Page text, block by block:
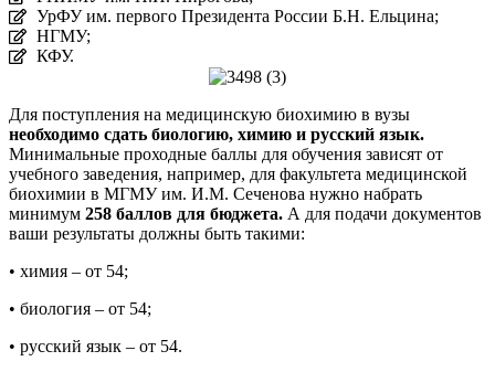
УрФУ им. первого Президента России Б.Н. Ельцина;
НГМУ;
КФУ.
Для поступления на медицинскую биохимию в вузы
необходимо сдать биологию, химию и русский язык.
Минимальные проходные баллы для обучения зависят от
учебного заведения, например, для факультета медицинской
биохимии в МГМУ им. И.М. Сеченова нужно набрать
минимум 258 баллов для бюджета. А для подачи документов
ваши результаты должны быть такими:
• химия – от 54;
• биология – от 54;
• русский язык – от 54.